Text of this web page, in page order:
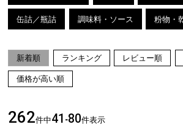
缶詰／瓶詰 調味料・ソース 粉物・
新着順 ランキング レビュー順
価格が高い順
262件中41 -80件表示